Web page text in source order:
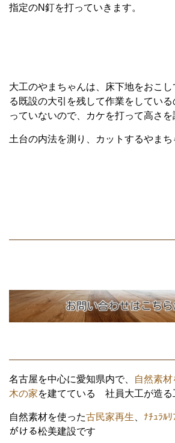
指定のN釘を打っていきます。
大工のやまちゃんは、床下地をおこ
る既設の大引を残して作業をしてい
っていないので、カケを打って高さを
土台の内法を測り、カットするやまち
名古屋を中心に愛知県内で、
自然素材
木の家を建てている 社員大工が造る
自然素材を使った古民家再生 ﾅﾁｭﾗﾙ
がける松美建設です